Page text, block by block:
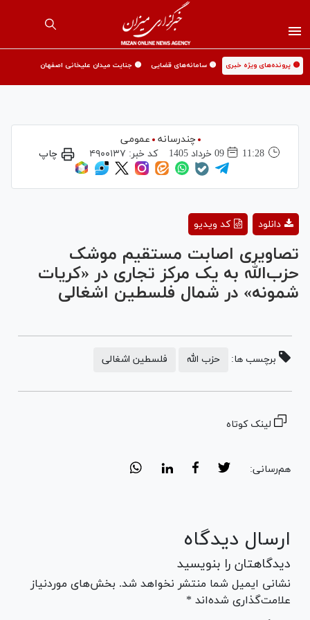
🟡 پرونده‌های ویژه خبری 🟡 سامانه‌های قضایی 🟡 جنایت میدان علیخانی اصفهان
چندرسانه
عمومی
11:28
09 خرداد 1405 کد خبر: ۴۹۰۰۱۳۷ چاپ
Video
کد ویدیو دانلود
تصاویری اصابت مستقیم موشک
حزب‌الله به یک مرکز تجاری در «کریات
شمونه‌» در شمال فلسطین اشغالی
برچسب ها: حزب الله فلسطین اشغالی
لینک کوتاه
هم‌رسانی:
ارسال دیدگاه
دیدگاهتان را بنویسید
نشانی ایمیل شما منتشر نخواهد شد. بخش‌های موردنیاز
علامت‌گذاری شده‌اند *